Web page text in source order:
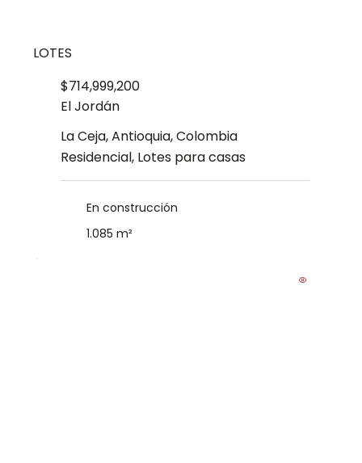
LOTES
$714,999,200
El Jordán
La Ceja, Antioquia, Colombia
Residencial, Lotes para casas
En construcción
1.085 m²